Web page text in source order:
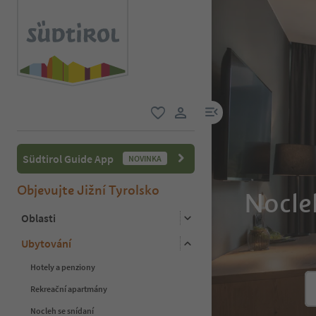
uživatelský odkaz
odkaz na menu
Südtirol Guide App NOVINKA
Objevujte Jižní Tyrolsko
Oblasti
Ubytování
Hotely a penziony
Rekreační apartmány
Nocleh se snídaní